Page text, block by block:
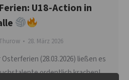
U18-Action in
28. März 2026
(28.03.2026) ließen es
ordentlich krachen!